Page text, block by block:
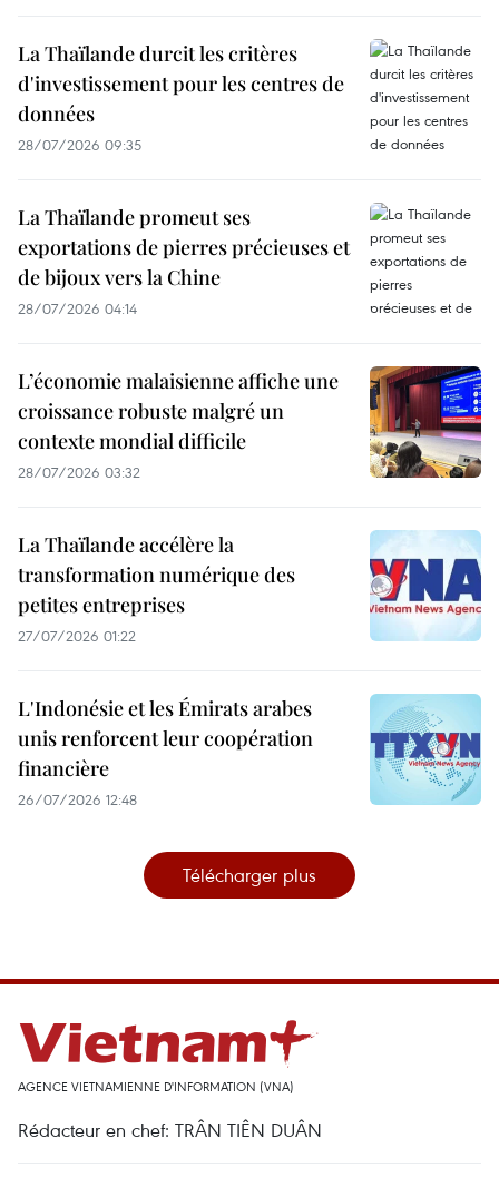
La Thaïlande durcit les critères
d'investissement pour les centres de
données
28/07/2026 09:35
La Thaïlande promeut ses
exportations de pierres précieuses et
de bijoux vers la Chine
28/07/2026 04:14
L’économie malaisienne affiche une
croissance robuste malgré un
contexte mondial difficile
28/07/2026 03:32
La Thaïlande accélère la
transformation numérique des
petites entreprises
27/07/2026 01:22
L'Indonésie et les Émirats arabes
unis renforcent leur coopération
financière
26/07/2026 12:48
Télécharger plus
AGENCE VIETNAMIENNE D'INFORMATION (VNA)
Rédacteur en chef: TRÂN TIÊN DUÂN